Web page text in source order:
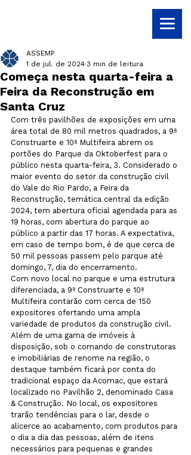
Começa nesta quarta-feira a
Feira da Reconstrução em
Santa Cruz
ASSEMP
1 de jul. de 2024 3 min de leitura
Com três pavilhões de exposições em uma
área total de 80 mil metros quadrados, a 9ª
Construarte e 10ª Multifeira abrem os
portões do Parque da Oktoberfest para o
público nesta quarta-feira, 3. Considerado o
maior evento do setor da construção civil
do Vale do Rio Pardo, a Feira da
Reconstrução, temática central da edição
2024, tem abertura oficial agendada para as
19 horas, com abertura do parque ao
público a partir das 17 horas. A expectativa,
em caso de tempo bom, é de que cerca de
50 mil pessoas passem pelo parque até
domingo, 7, dia do encerramento.
Com novo local no parque e uma estrutura
diferenciada, a 9ª Construarte e 10ª
Multifeira contarão com cerca de 150
expositores ofertando uma ampla
variedade de produtos da construção civil.
Além de uma gama de imóveis à
disposição, sob o comando de construtoras
e imobiliárias de renome na região, o
destaque também ficará por conta do
tradicional espaço da Acomac, que estará
localizado no Pavilhão 2, denominado Casa
& Construção. No local, os expositores
trarão tendências para o lar, desde o
alicerce ao acabamento, com produtos para
o dia a dia das pessoas, além de itens
necessários para pequenas e grandes